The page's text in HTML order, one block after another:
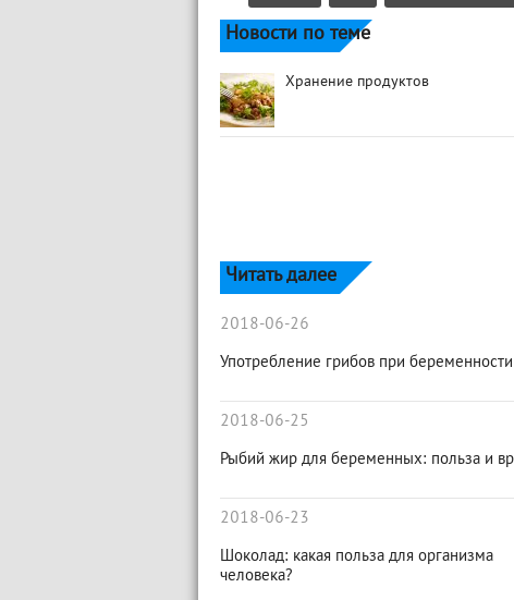
Новости по теме
Хранение продуктов
Читать далее
2018-06-26
Употребление грибов при беременности
2018-06-25
Рыбий жир для беременных: польза и
2018-06-23
Шоколад: какая польза для организма
человека?